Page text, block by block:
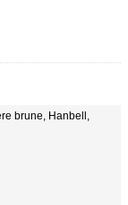
brune, Hanbell,